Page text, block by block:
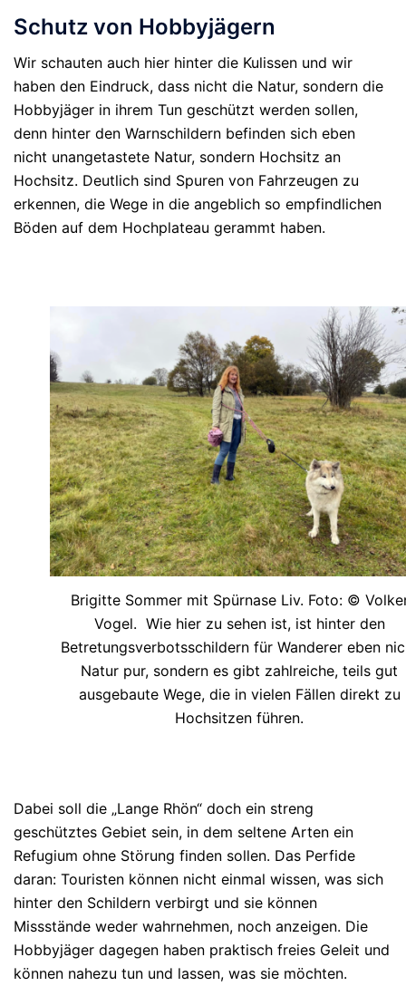
Schutz von Hobbyjägern
Wir schauten auch hier hinter die Kulissen und wir
haben den Eindruck, dass nicht die Natur, sondern die
Hobbyjäger in ihrem Tun geschützt werden sollen,
denn hinter den Warnschildern befinden sich eben
nicht unangetastete Natur, sondern Hochsitz an
Hochsitz. Deutlich sind Spuren von Fahrzeugen zu
erkennen, die Wege in die angeblich so empfindlichen
Böden auf dem Hochplateau gerammt haben.
Brigitte Sommer mit Spürnase Liv. Foto: ©
Vogel. Wie hier zu sehen ist, ist hinter den
Betretungsverbotsschildern für Wanderer eben
Natur pur, sondern es gibt zahlreiche, teils gut
ausgebaute Wege, die in vielen Fällen direkt zu
Hochsitzen führen.
Dabei soll die „Lange Rhön“ doch ein streng
geschütztes Gebiet sein, in dem seltene Arten ein
Refugium ohne Störung finden sollen. Das Perfide
daran: Touristen können nicht einmal wissen, was sich
hinter den Schildern verbirgt und sie können
Missstände weder wahrnehmen, noch anzeigen. Die
Hobbyjäger dagegen haben praktisch freies Geleit und
können nahezu tun und lassen, was sie möchten.